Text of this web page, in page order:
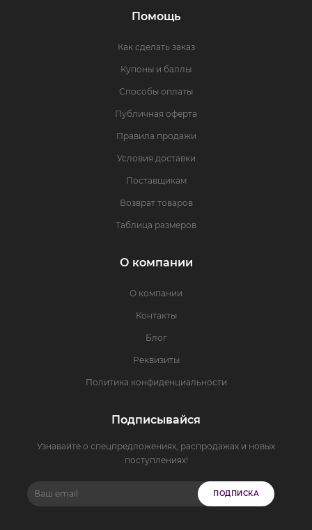
Помощь
Как сделать заказ
Купоны и баллы
Способы оплаты
Публичная оферта
Правила продажи
Условия доставки
Поставщикам
Возврат товаров
Таблица размеров
О компании
О компании
Контакты
Блог
Реквизиты
Политика конфиденциальности
Подписывайся
Узнавайте о спецпредложениях, распродажах и новых
поступлениях!
ПОДПИСКА